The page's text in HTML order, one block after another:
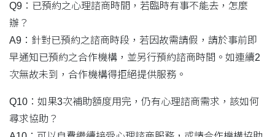
Q9：已預約之心理諮商時間，若臨時有事不能去，怎麼
辦？
A9：針對已預約之諮商時段，若因故需請假，請於事前即
早通知已預約之合作機構，並另行預約諮商時間。如連續2
次無故未到，合作機構得拒絕提供服務。
Q10：如果3次補助額度用完，仍有心理諮商需求，該如何
尋求協助？